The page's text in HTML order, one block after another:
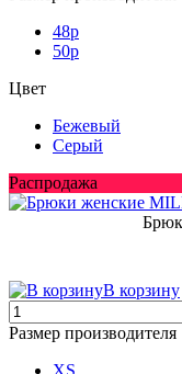
48p
50p
Цвет
Бежевый
Серый
Распродажа
В корзину
Размер производителя
XS